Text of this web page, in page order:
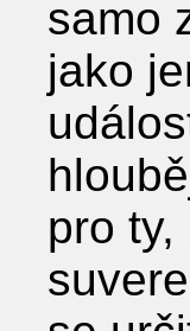
samo
jako
pro